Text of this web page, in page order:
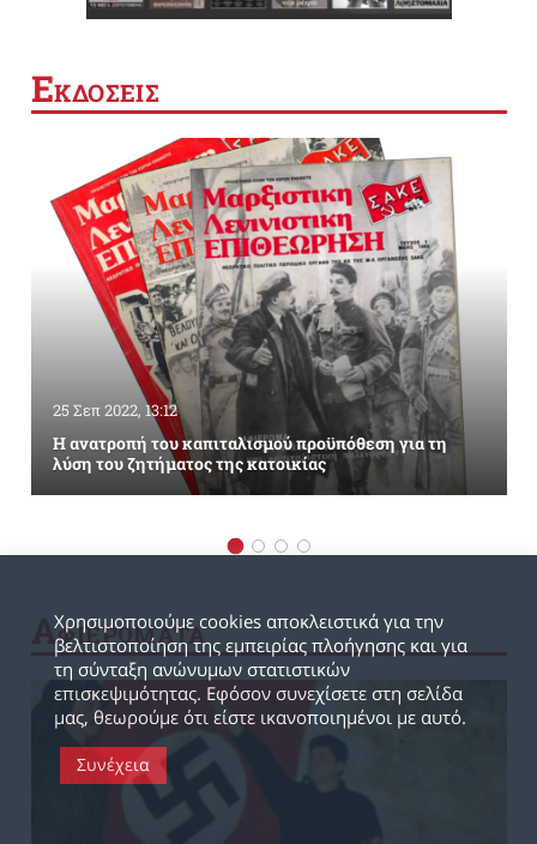
ΕΚΔΟΣΕΙΣ
25 Σεπ 2022, 13:12
Η ανατροπή του καπιταλισμού προϋπόθεση για τη
λύση του ζητήματος της κατοικίας
ΑΦΙΕΡΩΜΑΤΑ
Χρησιμοποιούμε cookies αποκλειστικά για την
βελτιστοποίηση της εμπειρίας πλοήγησης και για
τη σύνταξη ανώνυμων στατιστικών
επισκεψιμότητας. Εφόσον συνεχίσετε στη σελίδα
μας, θεωρούμε ότι είστε ικανοποιημένοι με αυτό.
Συνέχεια